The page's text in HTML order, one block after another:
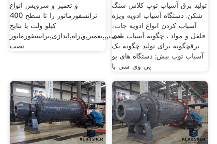
و تعمیر و سرویس انواع
ترانسفورماتور را تا سطح 400
کیلو ولت با نتایج
نصب,,,تعمیر,و,راه,اندازی,ترانسفورماتور
نصب
تولید برق آسیاب توپ کلاس سنگ
شکن. دستگاه آسیاب ادویه ویژه
آسیاب کردن انواع ادویه جات،
فلفل و مواد . چگونه آسیاب بادی
برقچگونه برای تولید چگونه یک
آسیاب توپ بیش; دستگاه های یو
پی وی سی با